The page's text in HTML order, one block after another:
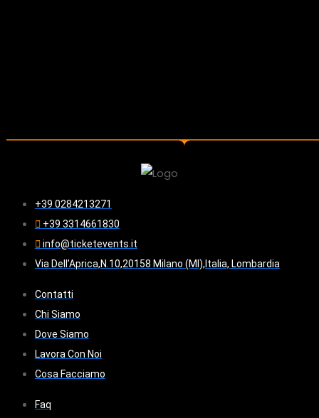
+39 0284213271
+39 3314661830
info@ticketevents.it
Via Dell’Aprica,N.10,20158 Milano (MI),Italia, Lombardia
Contatti
Chi Siamo
Dove Siamo
Lavora Con Noi
Cosa Facciamo
Faq